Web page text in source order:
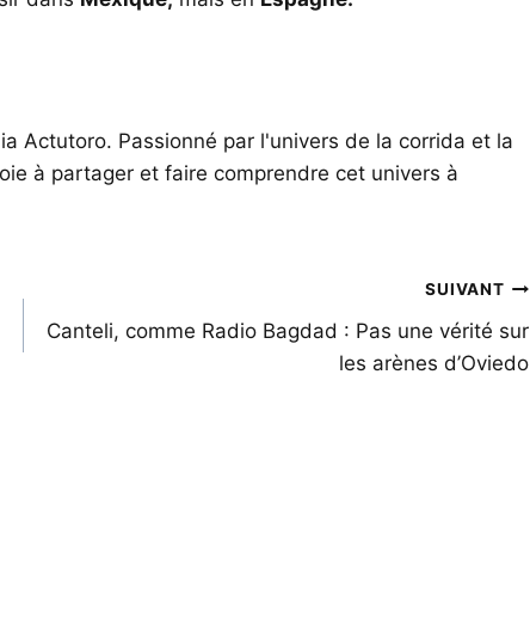
Actutoro. Passionné par l'univers de la corrida et la
à partager et faire comprendre cet univers à
SUIVANT
Canteli, comme Radio Bagdad : Pas une vérité sur
les arènes d’Oviedo